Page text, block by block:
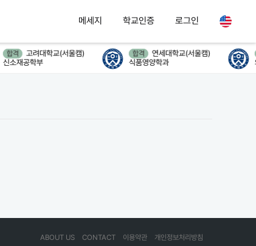
메세지 학교인증 로그인
합격
고려대학교(서울캠)
신소재공학부
합격
연세대학교(서울캠)
식품영양학과
개인정보처리방침
이용약관
CONTACT
ABOUT US